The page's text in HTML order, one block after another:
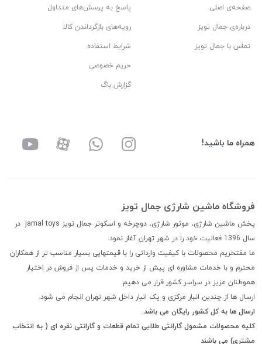
صفحه‌ی اصلی
درباره‌ی جمال تویز
تماس با جمال تویز
پاسخ به پرسش‌های متداول
رویه‌های بازگرداندن کالا
شرایط استفاده
حریم خصوصی
گزارش باگ
همراه ما باشید!
فروشگاه ماشین شارژی جمال تویز
پخش ماشین شارژی، موتور شارژی، دوچرخه و اسکوتر جمال تویز jamal toys در
سال 1396 فعالیت خود را در شهر تهران آغاز نمود.
ما مفتخریم محصولات با کیفیت وارداتی را با قیمتهایی بسیار مناسب تر از همکاران
محترم و با خدمات مشاوره ای پیش از خرید و خدمات پس از فروش در اختیار
هموطنان عزیز در سراسر کشور قرار می دهیم.
ارسال ها از چندین انبار مرکزی و یک انبار داخل شهر تهران انجام می شود.
ارسال ها به کل کشور رایگان می باشد.
کلیه محصولات مشمول گارانتی طلایی تمام قطعات و گارانتی نقره ای ( به انتخاب
مشتری) می باشند